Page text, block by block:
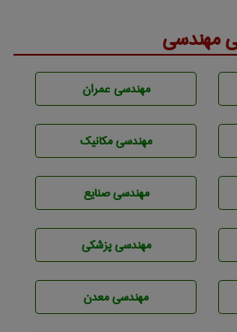
مهندسی
مهندسی عمران
مهندسی مکانیک
مهندسی صنايع
مهندسی پزشکی
مهندسی معدن